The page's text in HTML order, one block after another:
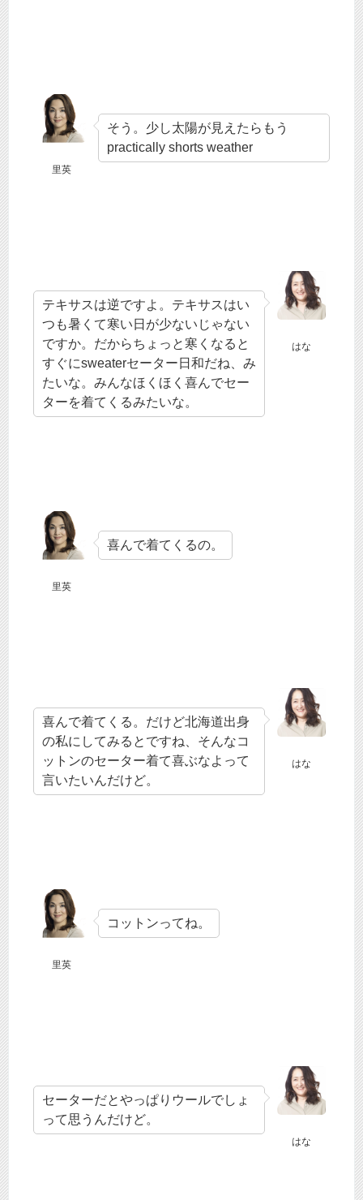
里英
そう。少し太陽が見えたらもう
practically shorts weather
はな
テキサスは逆ですよ。テキサスはい
つも暑くて寒い日が少ないじゃない
ですか。だからちょっと寒くなると
すぐにsweaterセーター日和だね、み
たいな。みんなほくほく喜んでセー
ターを着てくるみたいな。
里英
喜んで着てくるの。
はな
喜んで着てくる。だけど北海道出身
の私にしてみるとですね、そんなコ
ットンのセーター着て喜ぶなよって
言いたいんだけど。
里英
コットンってね。
はな
セーターだとやっぱりウールでしょ
って思うんだけど。